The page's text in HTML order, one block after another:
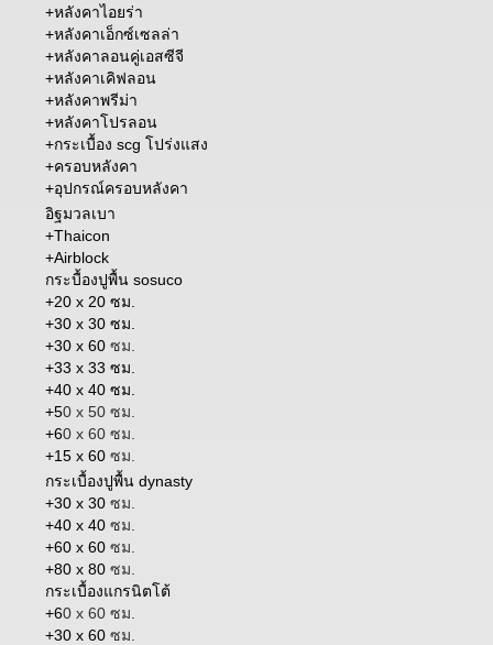
+หลังคาไอยร่า
+หลังคาเอ็กซ์เซลล่า
+หลังคาลอนคู่เอสซีจี
+หลังคาเคิฟลอน
+หลังคาพรีม่า
+หลังคาโปรลอน
+กระเบื้อง scg โปร่งแสง
+ครอบหลังคา
+อุปกรณ์ครอบหลังคา
อิฐมวลเบา
+Thaicon
+Airblock
กระบื้องปูพื้น sosuco
+20 x 20 ซม.
+30 x 30 ซม.
+30 x 60 ซม.
+33 x 33 ซม.
+40 x 40 ซม.
+50 x 50 ซม.
+60 x 60 ซม.
+15 x 60 ซม.
กระเบื้องปูพื้น dynasty
+30 x 30 ซม.
+40 x 40 ซม.
+60 x 60 ซม.
+80 x 80 ซม.
กระเบื้องแกรนิตโต้
+60 x 60 ซม.
+30 x 60 ซม.